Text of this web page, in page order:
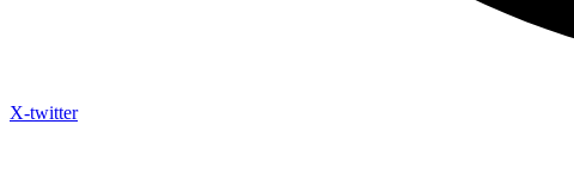
X-twitter